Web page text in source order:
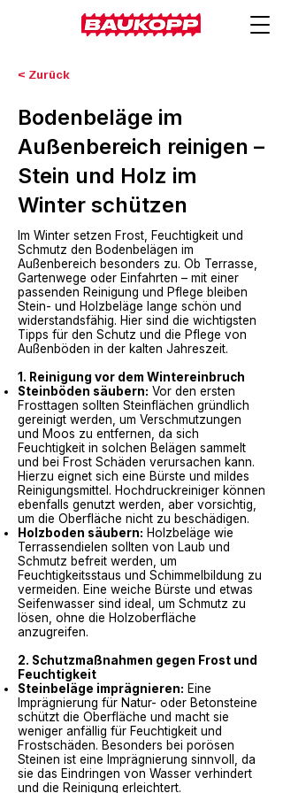
< Zurück
Bodenbeläge im
Außenbereich reinigen –
Stein und Holz im
Winter schützen
Im Winter setzen Frost, Feuchtigkeit und
Schmutz den Bodenbelägen im
Außenbereich besonders zu. Ob Terrasse,
Gartenwege oder Einfahrten – mit einer
passenden Reinigung und Pflege bleiben
Stein- und Holzbeläge lange schön und
widerstandsfähig. Hier sind die wichtigsten
Tipps für den Schutz und die Pflege von
Außenböden in der kalten Jahreszeit.
1. Reinigung vor dem Wintereinbruch
Steinböden säubern: Vor den ersten
Frosttagen sollten Steinflächen gründlich
gereinigt werden, um Verschmutzungen
und Moos zu entfernen, da sich
Feuchtigkeit in solchen Belägen sammelt
und bei Frost Schäden verursachen kann.
Hierzu eignet sich eine Bürste und mildes
Reinigungsmittel. Hochdruckreiniger können
ebenfalls genutzt werden, aber vorsichtig,
um die Oberfläche nicht zu beschädigen.
Holzboden säubern: Holzbeläge wie
Terrassendielen sollten von Laub und
Schmutz befreit werden, um
Feuchtigkeitsstaus und Schimmelbildung zu
vermeiden. Eine weiche Bürste und etwas
Seifenwasser sind ideal, um Schmutz zu
lösen, ohne die Holzoberfläche
anzugreifen.
2. Schutzmaßnahmen gegen Frost und
Feuchtigkeit
Steinbeläge imprägnieren: Eine
Imprägnierung für Natur- oder Betonsteine
schützt die Oberfläche und macht sie
weniger anfällig für Feuchtigkeit und
Frostschäden. Besonders bei porösen
Steinen ist eine Imprägnierung sinnvoll, da
sie das Eindringen von Wasser verhindert
und die Reinigung erleichtert.